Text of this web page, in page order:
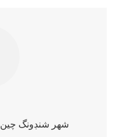
No.20، بيجنگ روڊ Linyi شهر شنڊونگ چين